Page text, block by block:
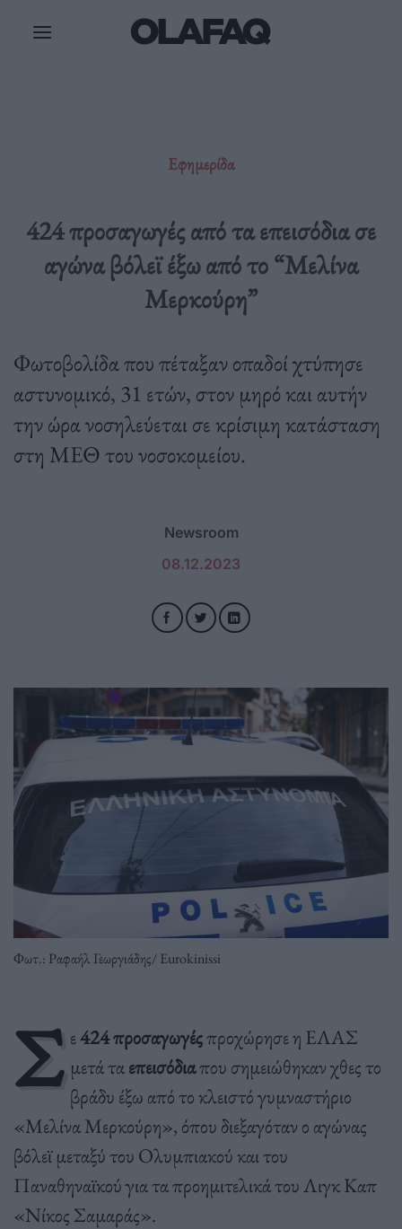
Εφημερίδα
424 προσαγωγές από τα επεισόδια σε
αγώνα βόλεϊ έξω από το “Μελίνα
Μερκούρη”
Φωτοβολίδα που πέταξαν οπαδοί χτύπησε
αστυνομικό, 31 ετών, στον μηρό και αυτήν
την ώρα νοσηλεύεται σε κρίσιμη κατάσταση
στη ΜΕΘ του νοσοκομείου.
Newsroom
08.12.2023
Φωτ.: Ραφαήλ Γεωργιάδης/ Eurokinissi
Σ ε424 προσαγωγέςπροχώρησε η ΕΛΑΣ
μετά ταεπεισόδιαπου σημειώθηκαν χθες το
βράδυ έξω από το κλειστό γυμναστήριο
«Μελίνα Μερκούρη», όπου διεξαγόταν ο αγώνας
βόλεϊ μεταξύ του Ολυμπιακού και του
Παναθηναϊκού για τα προημιτελικά του Λιγκ Καπ
«Νίκος Σαμαράς».